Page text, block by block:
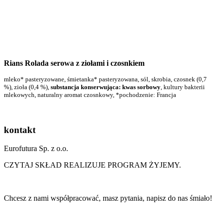
Rians Rolada serowa z ziołami i czosnkiem
mleko* pasteryzowane, śmietanka* pasteryzowana, sól, skrobia, czosnek (0,7
%), zioła (0,4 %), substancja konserwująca: kwas sorbowy , kultury bakterii
mlekowych, naturalny aromat czosnkowy, *pochodzenie: Francja
kontakt
Eurofutura Sp. z o.o.
CZYTAJ SKŁAD REALIZUJE PROGRAM ŻYJEMY.
Chcesz z nami współpracować, masz pytania, napisz do nas śmiało!